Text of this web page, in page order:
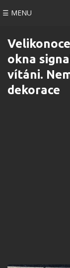
☰ MENU
okna
vítáni.
dekorace